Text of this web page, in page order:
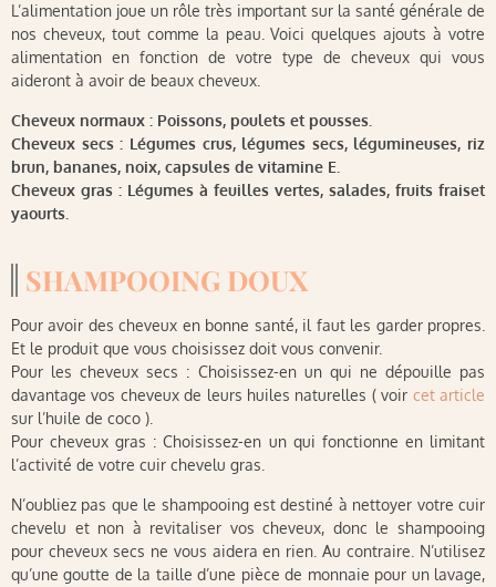
L’alimentation joue un rôle très important sur la santé générale de
nos cheveux, tout comme la peau. Voici quelques ajouts à votre
alimentation en fonction de votre type de cheveux qui vous
aideront à avoir de beaux cheveux.
Cheveux normaux : Poissons, poulets et pousses.
Cheveux secs : Légumes crus, légumes secs, légumineuses, riz
brun, bananes, noix, capsules de vitamine E.
Cheveux gras : Légumes à feuilles vertes, salades, fruits fraiset
yaourts.
SHAMPOOING DOUX
Pour avoir des cheveux en bonne santé, il faut les garder propres.
Et le produit que vous choisissez doit vous convenir.
Pour les cheveux secs : Choisissez-en un qui ne dépouille pas
davantage vos cheveux de leurs huiles naturelles ( voir cet article
sur l’huile de coco ).
Pour cheveux gras : Choisissez-en un qui fonctionne en limitant
l’activité de votre cuir chevelu gras.
N’oubliez pas que le shampooing est destiné à nettoyer votre cuir
chevelu et non à revitaliser vos cheveux, donc le shampooing
pour cheveux secs ne vous aidera en rien. Au contraire. N’utilisez
qu’une goutte de la taille d’une pièce de monnaie pour un lavage,